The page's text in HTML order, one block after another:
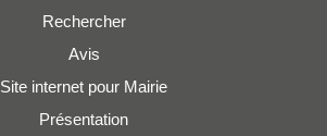
Rechercher
Avis
Site internet pour Mairie
Présentation